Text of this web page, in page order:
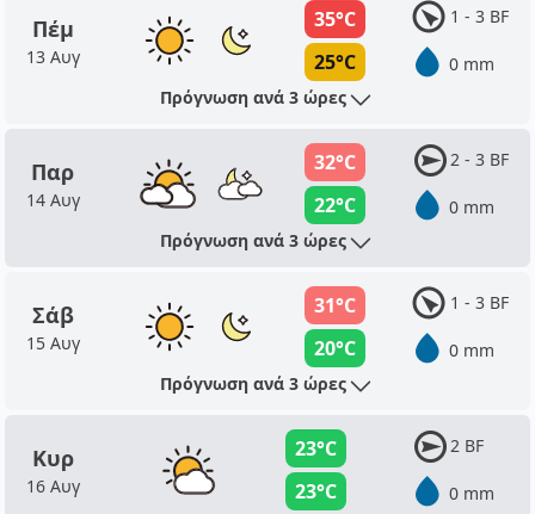
Πέμ
13 Αυγ
35°C
25°C
1 - 3 BF
0 mm
Πρόγνωση ανά 3 ώρες
Παρ
14 Αυγ
32°C
22°C
2 - 3 BF
0 mm
Πρόγνωση ανά 3 ώρες
Σάβ
15 Αυγ
31°C
20°C
1 - 3 BF
0 mm
Πρόγνωση ανά 3 ώρες
Κυρ
16 Αυγ
23°C
23°C
2 BF
0 mm